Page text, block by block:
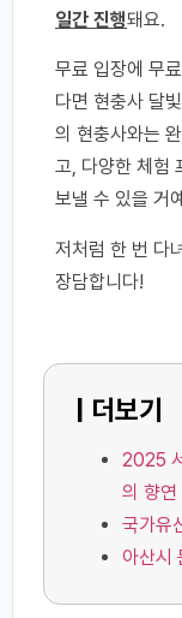
일간 진행돼요.
무료 입장에 무
다면 현충사 달
의 현충사와는
고, 다양한 체험
보낼 수 있을 거
저처럼 한 번 다
장담합니다!
| 더보기
2025
의 향연
국가유
아산시